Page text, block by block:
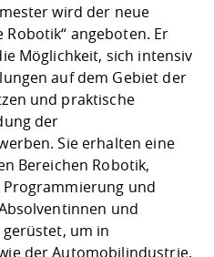
wird der neue
Robotik“ angeboten. Er
Möglichkeit, sich intensiv
auf dem Gebiet der
und praktische
der
Sie erhalten eine
Bereichen Robotik,
und
und
um in
der Automobilindustrie,